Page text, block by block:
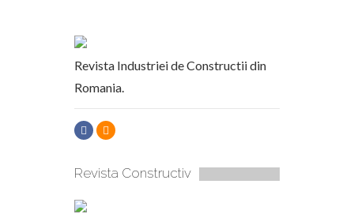
Revista Industriei de Constructii din
Romania.
Revista Constructiv